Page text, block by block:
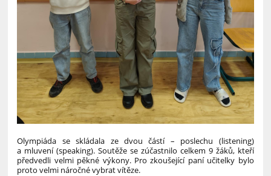
Olympiáda se skládala ze dvou částí – poslechu (listening)
a mluvení (speaking). Soutěže se zúčastnilo celkem 9 žáků, kteří
předvedli velmi pěkné výkony. Pro zkoušející paní učitelky bylo
proto velmi náročné vybrat vítěze.